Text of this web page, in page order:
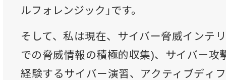
ルフォレンジック」です。
そして、私は現在、サイバー脅威インテ
での脅威情報の積極的収集)、サイバー攻
経験するサイバー演習、アクティブディ